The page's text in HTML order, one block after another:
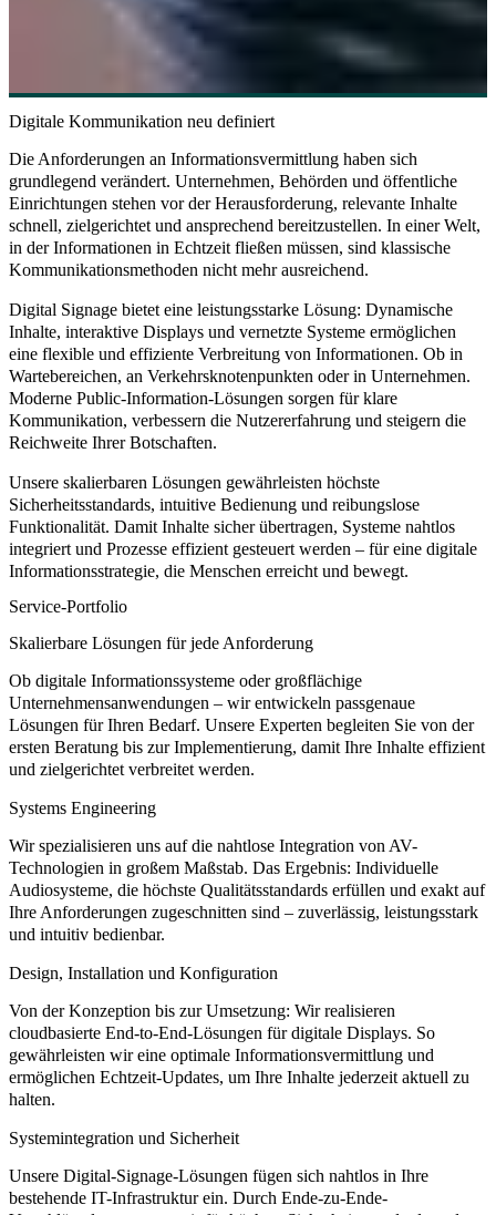
Digitale Kommunikation neu definiert
Die Anforderungen an Informationsvermittlung haben sich
grundlegend verändert. Unternehmen, Behörden und öffentliche
Einrichtungen stehen vor der Herausforderung, relevante Inhalte
schnell, zielgerichtet und ansprechend bereitzustellen. In einer Welt,
in der Informationen in Echtzeit fließen müssen, sind klassische
Kommunikationsmethoden nicht mehr ausreichend.
Digital Signage bietet eine leistungsstarke Lösung: Dynamische
Inhalte, interaktive Displays und vernetzte Systeme ermöglichen
eine flexible und effiziente Verbreitung von Informationen. Ob in
Wartebereichen, an Verkehrsknotenpunkten oder in Unternehmen.
Moderne Public-Information-Lösungen sorgen für klare
Kommunikation, verbessern die Nutzererfahrung und steigern die
Reichweite Ihrer Botschaften.
Unsere skalierbaren Lösungen gewährleisten höchste
Sicherheitsstandards, intuitive Bedienung und reibungslose
Funktionalität. Damit Inhalte sicher übertragen, Systeme nahtlos
integriert und Prozesse effizient gesteuert werden – für eine digitale
Informationsstrategie, die Menschen erreicht und bewegt.
Service-Portfolio
Skalierbare Lösungen für jede Anforderung
Ob digitale Informationssysteme oder großflächige
Unternehmensanwendungen – wir entwickeln passgenaue
Lösungen für Ihren Bedarf. Unsere Experten begleiten Sie von der
ersten Beratung bis zur Implementierung, damit Ihre Inhalte effizient
und zielgerichtet verbreitet werden.
Systems Engineering
Wir spezialisieren uns auf die nahtlose Integration von AV-
Technologien in großem Maßstab. Das Ergebnis: Individuelle
Audiosysteme, die höchste Qualitätsstandards erfüllen und exakt auf
Ihre Anforderungen zugeschnitten sind – zuverlässig, leistungsstark
und intuitiv bedienbar.
Design, Installation und Konfiguration
Von der Konzeption bis zur Umsetzung: Wir realisieren
cloudbasierte End-to-End-Lösungen für digitale Displays. So
gewährleisten wir eine optimale Informationsvermittlung und
ermöglichen Echtzeit-Updates, um Ihre Inhalte jederzeit aktuell zu
halten.
Systemintegration und Sicherheit
Unsere Digital-Signage-Lösungen fügen sich nahtlos in Ihre
bestehende IT-Infrastruktur ein. Durch Ende-zu-Ende-